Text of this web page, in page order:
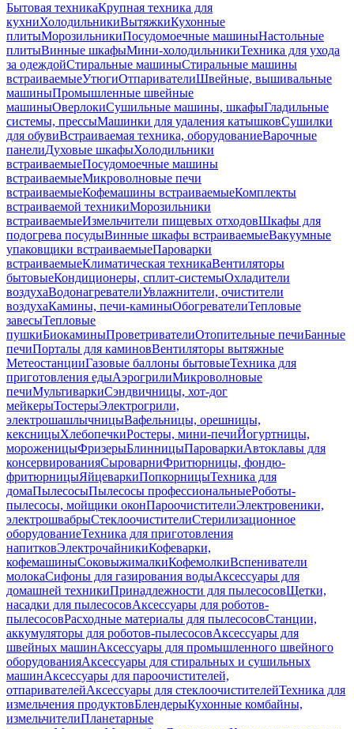
Бытовая техникаКрупная техника для
кухниХолодильникиВытяжкиКухонные
плитыМорозильникиПосудомоечные машиныНастольные
плитыВинные шкафыМини-холодильникиТехника для ухода
за одеждойСтиральные машиныСтиральные машины
встраиваемыеУтюгиОтпаривателиШвейные, вышивальные
машиныПромышленные швейные
машиныОверлокиСушильные машины, шкафыГладильные
системы, прессыМашинки для удаления катышковСушилки
для обувиВстраиваемая техника, оборудованиеВарочные
панелиДуховые шкафыХолодильники
встраиваемыеПосудомоечные машины
встраиваемыеМикроволновые печи
встраиваемыеКофемашины встраиваемыеКомплекты
встраиваемой техникиМорозильники
встраиваемыеИзмельчители пищевых отходовШкафы для
подогрева посудыВинные шкафы встраиваемыеВакуумные
упаковщики встраиваемыеПароварки
встраиваемыеКлиматическая техникаВентиляторы
бытовыеКондиционеры, сплит-системыОхладители
воздухаВодонагревателиУвлажнители, очистители
воздухаКамины, печи-каминыОбогревателиТепловые
завесыТепловые
пушкиБиокаминыПроветривателиОтопительные печиБанные
печиПорталы для каминовВентиляторы вытяжные
МетеостанцииГазовые баллоны бытовыеТехника для
приготовления едыАэрогрилиМикроволновые
печиМультиваркиСэндвичницы, хот-дог
мейкерыТостерыЭлектрогрили,
электрошашлычницыВафельницы, орешницы,
кексницыХлебопечкиРостеры, мини-печиЙогуртницы,
мороженицыФризерыБлинницыПароваркиАвтоклавы для
консервированияСыроварниФритюрницы, фондю-
фритюрницыЯйцеваркиПопкорницыТехника для
домаПылесосыПылесосы профессиональныеРоботы-
пылесосы, мойщики оконПароочистителиЭлектровеники,
электрошвабрыСтеклоочистителиСтерилизационное
оборудованиеТехника для приготовления
напитковЭлектрочайникиКофеварки,
кофемашиныСоковыжималкиКофемолкиВспениватели
молокаСифоны для газирования водыАксессуары для
домашней техникиПринадлежности для пылесосовЩетки,
насадки для пылесосовАксессуары для роботов-
пылесосовРасходные материалы для пылесосовСтанции,
аккумуляторы для роботов-пылесосовАксессуары для
швейных машинАксессуары для промышленного швейного
оборудованияАксессуары для стиральных и сушильных
машинАксессуары для пароочистителей,
отпаривателейАксессуары для стеклоочистителейТехника для
измельчения продуктовБлендерыКухонные комбайны,
измельчителиПланетарные